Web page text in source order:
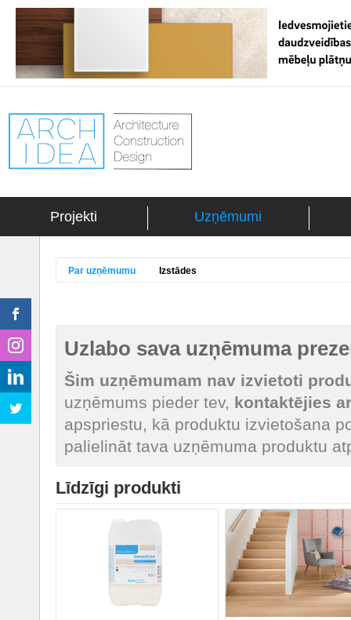
Projekti Uzņēmumi
Par uzņēmumu Izstādes
Uzlabo sava uzņēmuma
Šim uzņēmumam nav izvietoti
uzņēmums pieder tev, kontaktējies
apspriestu, kā produktu izvietošana
palielināt tava uzņēmuma produktu
Līdzīgi produkti